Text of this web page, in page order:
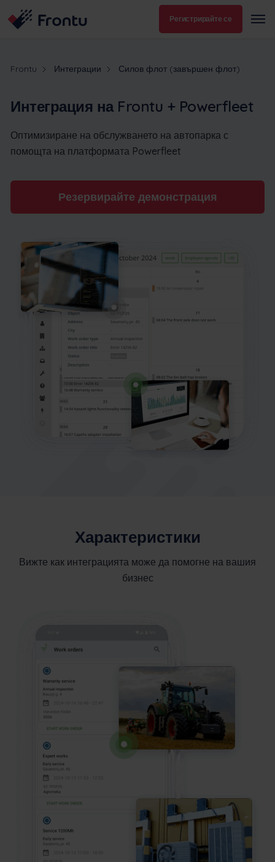
Регистрирайте се
Frontu Интеграции Силов флот (завършен флот)
Интеграция на Frontu + Powerfleet
Оптимизиране на обслужването на автопарка с
помощта на платформата Powerfleet
Резервирайте демонстрация
Характеристики
Вижте как интеграцията може да помогне на вашия
бизнес